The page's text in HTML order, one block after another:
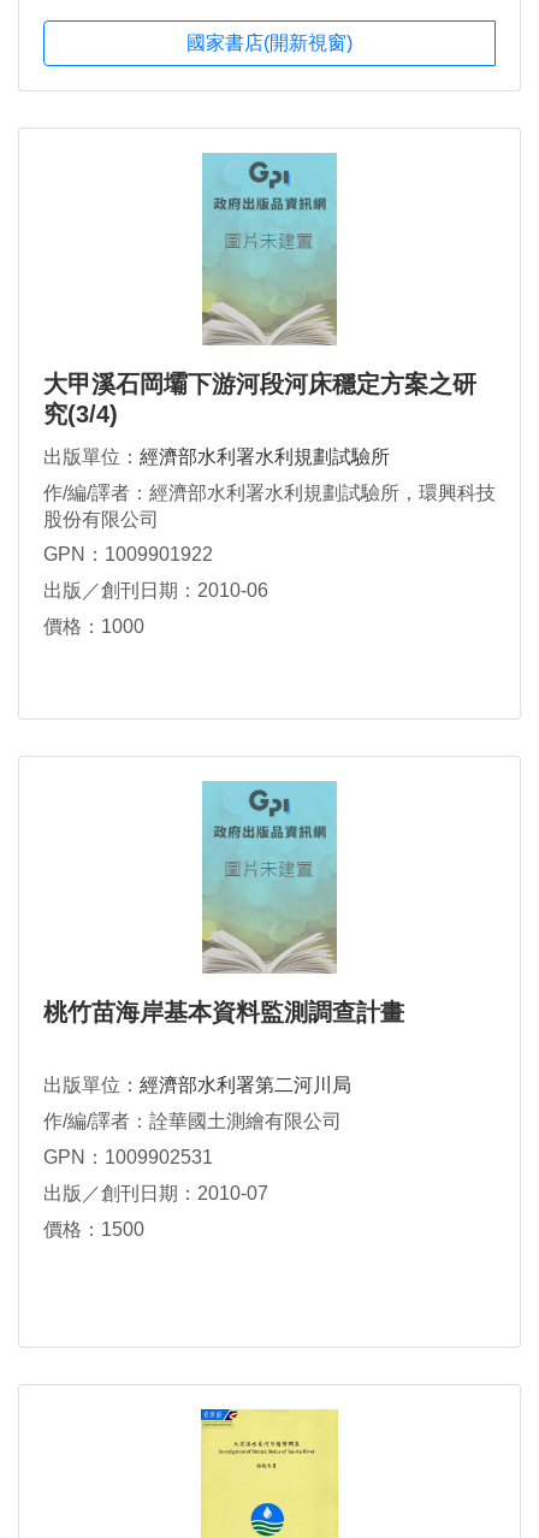
國家書店(開新視窗)
大甲溪石岡壩下游河段河床穩定方案之研
究(3/4)
出版單位： 經濟部水利署水利規劃試驗所
作/編/譯者：經濟部水利署水利規劃試驗所，環興科技
股份有限公司
GPN：1009901922
出版／創刊日期：2010-06
價格：1000
桃竹苗海岸基本資料監測調查計畫
出版單位： 經濟部水利署第二河川局
作/編/譯者：詮華國土測繪有限公司
GPN：1009902531
出版／創刊日期：2010-07
價格：1500